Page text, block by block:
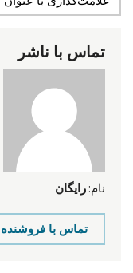
تماس با ناشر
نام: رایگان
تماس با فروشنده